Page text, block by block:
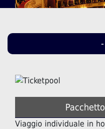
Viaggio individuale in